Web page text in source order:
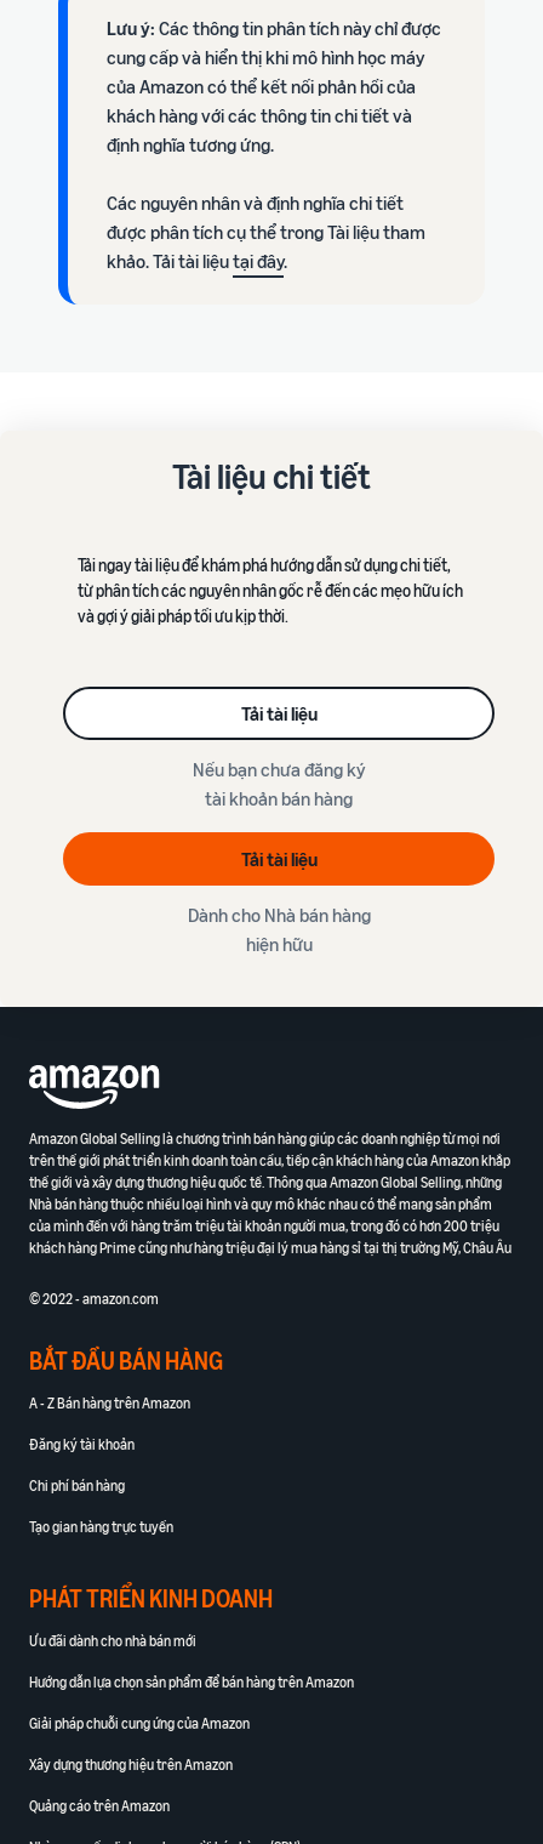
Lưu ý: Các thông tin phân tích này chỉ được
cung cấp và hiển thị khi mô hình học máy
của Amazon có thể kết nối phản hồi của
khách hàng với các thông tin chi tiết và
định nghĩa tương ứng.
Các nguyên nhân và định nghĩa chi tiết
được phân tích cụ thể trong Tài liệu tham
khảo. Tải tài liệutại đây.
Tài liệu chi tiết
Tải ngay tài liệu để khám phá hướng dẫn sử dụng chi tiết,
từ phân tích các nguyên nhân gốc rễ đến các mẹo hữu ích
và gợi ý giải pháp tối ưu kịp thời.
Tải tài liệu
Nếu bạn chưa đăng ký
tài khoản bán hàng
Tải tài liệu
Dành cho Nhà bán hàng
hiện hữu
Amazon Global Selling là chương trình bán hàng giúp các doanh nghiệp từ mọi nơi
trên thế giới phát triển kinh doanh toàn cầu, tiếp cận khách hàng của Amazon khắp
thế giới và xây dựng thương hiệu quốc tế. Thông qua Amazon Global Selling, những
Nhà bán hàng thuộc nhiều loại hình và quy mô khác nhau có thể mang sản phẩm
của mình đến với hàng trăm triệu tài khoản người mua, trong đó có hơn 200 triệu
khách hàng Prime cũng như hàng triệu đại lý mua hàng sỉ tại thị trường Mỹ, Châu Âu
© 2022 - amazon.com
BẮT ĐẦU BÁN HÀNG
A - Z Bán hàng trên Amazon
Đăng ký tài khoản
Chi phí bán hàng
Tạo gian hàng trực tuyến
PHÁT TRIỂN KINH DOANH
Ưu đãi dành cho nhà bán mới
Hướng dẫn lựa chọn sản phẩm để bán hàng trên Amazon
Giải pháp chuỗi cung ứng của Amazon
Xây dựng thương hiệu trên Amazon
Quảng cáo trên Amazon